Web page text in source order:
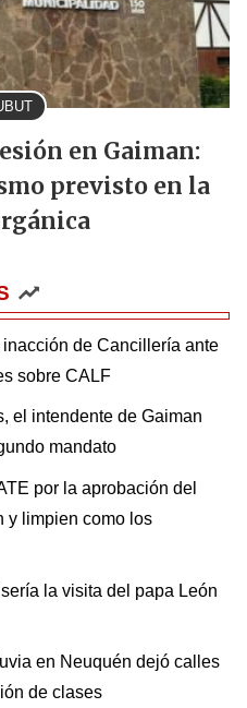
en Gaiman:
previsto en la
de Cancillería ante
sobre CALF
el intendente de Gaiman
mandato
por la aprobación del
y limpien como los
la visita del papa León
en Neuquén dejó calles
de clases